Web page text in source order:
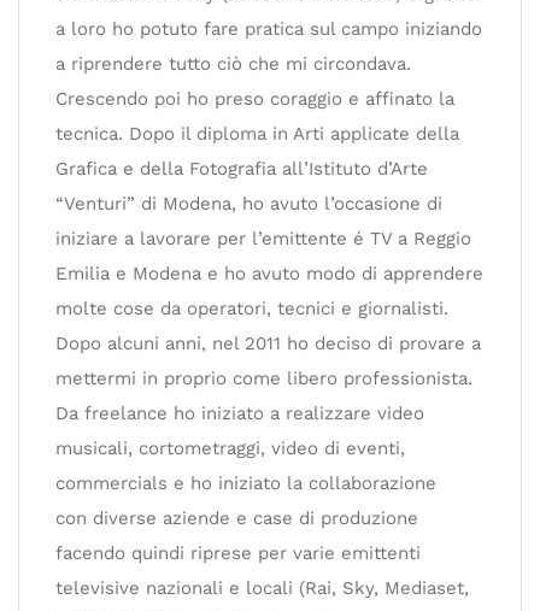
a loro ho potuto fare pratica sul campo iniziando
a riprendere tutto ciò che mi circondava.
Crescendo poi ho preso coraggio e affinato la
tecnica. Dopo il diploma in Arti applicate della
Grafica e della Fotografia all’Istituto d’Arte
“Venturi” di Modena, ho avuto l’occasione di
iniziare a lavorare per l’emittente é TV a Reggio
Emilia e Modena e ho avuto modo di apprendere
molte cose da operatori, tecnici e giornalisti.
Dopo alcuni anni, nel 2011 ho deciso di provare a
mettermi in proprio come libero professionista.
Da freelance ho iniziato a realizzare video
musicali, cortometraggi, video di eventi,
commercials e ho iniziato la collaborazione
con diverse aziende e case di produzione
facendo quindi riprese per varie emittenti
televisive nazionali e locali (Rai, Sky, Mediaset,